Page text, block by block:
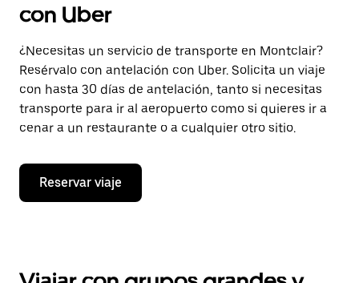
con Uber
¿Necesitas un servicio de transporte en Montclair?
Resérvalo con antelación con Uber. Solicita un viaje
con hasta 30 días de antelación, tanto si necesitas
transporte para ir al aeropuerto como si quieres ir a
cenar a un restaurante o a cualquier otro sitio.
Reservar viaje